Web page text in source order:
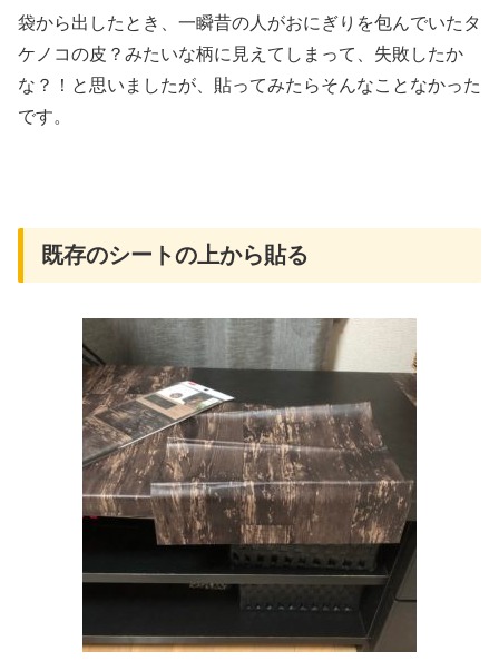
袋から出したとき、一瞬昔の人がおにぎりを包んでいたタ
ケノコの皮？みたいな柄に見えてしまって、失敗したか
な？！と思いましたが、貼ってみたらそんなことなかった
です。
既存のシートの上から貼る